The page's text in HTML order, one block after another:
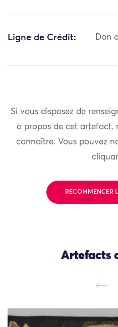
Ligne de Crédit: Don
Si vous disposez de
à propos de cet artefact,
connaître. Vous pouvez
RECOMMENCER
Artefacts